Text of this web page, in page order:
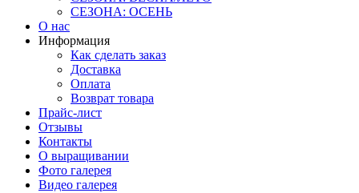
СЕЗОНА: ОСЕНЬ
О нас
Информация
Как сделать заказ
Доставка
Оплата
Возврат товара
Прайс-лист
Отзывы
Контакты
О выращивании
Фото галерея
Видео галерея